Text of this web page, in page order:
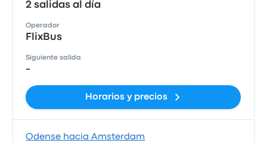
2 salidas al día
Operador
FlixBus
Siguiente salida
-
Horarios y precios
Odense hacia Amsterdam